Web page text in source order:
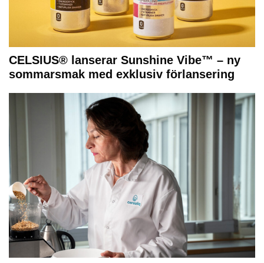
CELSIUS® lanserar Sunshine Vibe™ – ny
sommarsmak med exklusiv förlansering